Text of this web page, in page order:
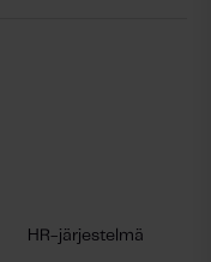
HR-järjestelmä